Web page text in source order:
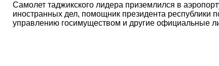
Самолет таджикского лидера приземлился в
иностранных дел, помощник президента республики
управлению госимуществом и другие официальные